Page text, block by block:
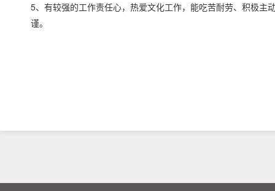
5、有较强的工作责任心，热爱文化工作，能吃苦耐劳、积极主
谨。